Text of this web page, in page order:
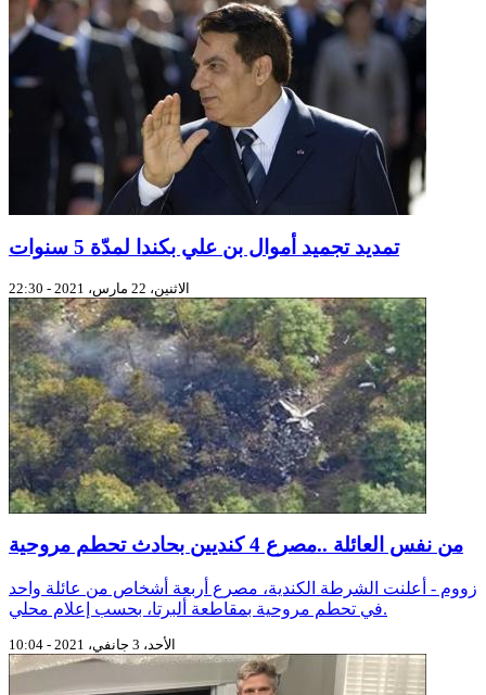
تمديد تجميد أموال بن علي بكندا لمدّة 5 سنوات
الاثنين، 22 مارس، 2021 - 22:30
من نفس العائلة ..مصرع 4 كنديين بحادث تحطم مروحية
زووم - أعلنت الشرطة الكندية، مصرع أربعة أشخاص من عائلة واحد
في تحطم مروحية بمقاطعة ألبرتا، بحسب إعلام محلي.
الأحد، 3 جانفي، 2021 - 10:04